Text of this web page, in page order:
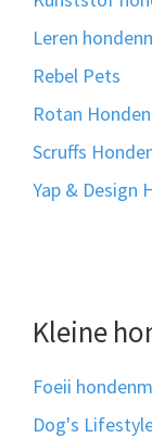
Leren
Rebel Pets
Rotan
Scruffs
Yap & Design
Kleine
Foeii
Dog's